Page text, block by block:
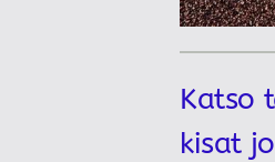
Katso
kisat